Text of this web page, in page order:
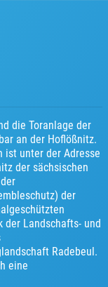
die Toranlage der
an der Hoflößnitz.
ist unter der Adresse
der sächsischen
der
der Landschafts- und
Radebeul.
eine